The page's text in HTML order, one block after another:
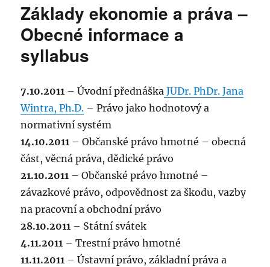
Základy
a
Základy ekonomie a práva –
Obecné informace a
syllabus
7.10.2011 – Úvodní přednáška JUDr. PhDr. Jana
Wintra, Ph.D. – Právo jako hodnotový a
normativní systém
14.10.2011 – Občanské právo hmotné – obecná
část, věcná práva, dědické právo
21.10.2011 – Občanské právo hmotné –
závazkové právo, odpovědnost za škodu, vazby
na pracovní a obchodní právo
28.10.2011 – Státní svátek
4.11.2011 – Trestní právo hmotné
11.11.2011 – Ústavní právo, základní práva a